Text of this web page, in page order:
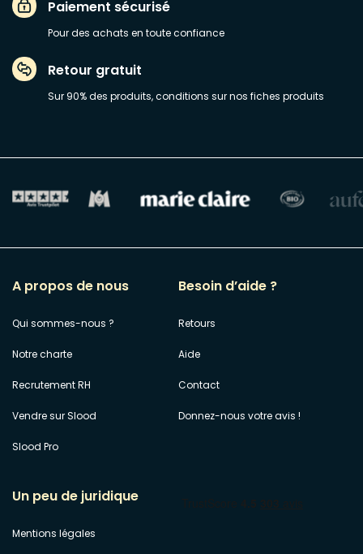
Paiement sécurisé
Pour des achats en toute confiance
Retour gratuit
Sur 90% des produits, conditions sur nos fiches produits
A propos de nous
Qui sommes-nous ?
Notre charte
Recrutement RH
Vendre sur Slood
Slood Pro
Besoin d’aide ?
Retours
Aide
Contact
Donnez-nous votre avis !
Un peu de juridique
Mentions légales